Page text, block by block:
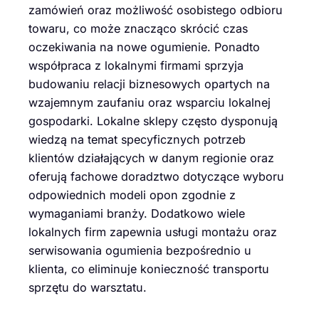
zamówień oraz możliwość osobistego odbioru
towaru, co może znacząco skrócić czas
oczekiwania na nowe ogumienie. Ponadto
współpraca z lokalnymi firmami sprzyja
budowaniu relacji biznesowych opartych na
wzajemnym zaufaniu oraz wsparciu lokalnej
gospodarki. Lokalne sklepy często dysponują
wiedzą na temat specyficznych potrzeb
klientów działających w danym regionie oraz
oferują fachowe doradztwo dotyczące wyboru
odpowiednich modeli opon zgodnie z
wymaganiami branży. Dodatkowo wiele
lokalnych firm zapewnia usługi montażu oraz
serwisowania ogumienia bezpośrednio u
klienta, co eliminuje konieczność transportu
sprzętu do warsztatu.